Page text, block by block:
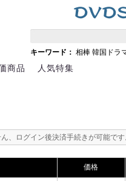
キーワード： 相棒 韓国ドラ
商品 人気特集
ん、ログイン後決済手続きが可能で
価格